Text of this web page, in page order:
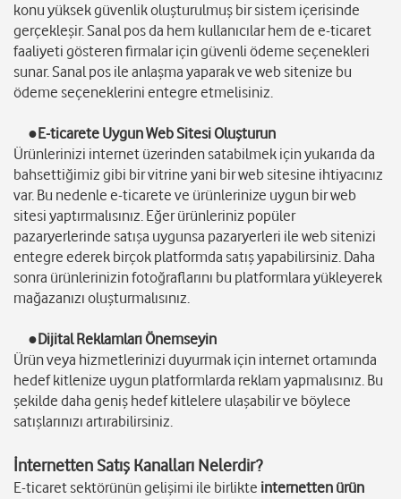
konu yüksek güvenlik oluşturulmuş bir sistem içerisinde
gerçekleşir. Sanal pos da hem kullanıcılar hem de e-ticaret
faaliyeti gösteren firmalar için güvenli ödeme seçenekleri
sunar. Sanal pos ile anlaşma yaparak ve web sitenize bu
ödeme seçeneklerini entegre etmelisiniz.
●E-ticarete Uygun Web Sitesi Oluşturun
Ürünlerinizi internet üzerinden satabilmek için yukarıda da
bahsettiğimiz gibi bir vitrine yani bir web sitesine ihtiyacınız
var. Bu nedenle e-ticarete ve ürünlerinize uygun bir web
sitesi yaptırmalısınız. Eğer ürünleriniz popüler
pazaryerlerinde satışa uygunsa pazaryerleri ile web sitenizi
entegre ederek birçok platformda satış yapabilirsiniz. Daha
sonra ürünlerinizin fotoğraflarını bu platformlara yükleyerek
mağazanızı oluşturmalısınız.
●Dijital Reklamları Önemseyin
Ürün veya hizmetlerinizi duyurmak için internet ortamında
hedef kitlenize uygun platformlarda reklam yapmalısınız. Bu
şekilde daha geniş hedef kitlelere ulaşabilir ve böylece
satışlarınızı artırabilirsiniz.
İnternetten Satış Kanalları Nelerdir?
E-ticaret sektörünün gelişimi ile birlikte internetten ürün